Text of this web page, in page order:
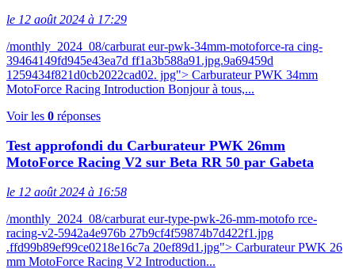
le 12 août 2024 à 17:29
/monthly_2024_08/carburat eur-pwk-34mm-motoforce-ra cing-
39464149fd945e43ea7d ff1a3b588a91.jpg.9a69459d
1259434f821d0cb2022cad02. jpg"> Carburateur PWK 34mm
MotoForce Racing Introduction Bonjour à tous,...
Voir les 0 réponses
Test approfondi du Carburateur PWK 26mm
MotoForce Racing V2 sur Beta RR 50 par Gabeta
le 12 août 2024 à 16:58
/monthly_2024_08/carburat eur-type-pwk-26-mm-motofo rce-
racing-v2-5942a4e976b 27b9cf4f59874b7d422f1.jpg
.ffd99b89ef99ce0218e16c7a 20ef89d1.jpg"> Carburateur PWK 26
mm MotoForce Racing V2 Introduction...